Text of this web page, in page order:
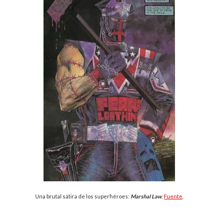
Una brutal sátira de los superhéroes: Marshal Law.Fuente